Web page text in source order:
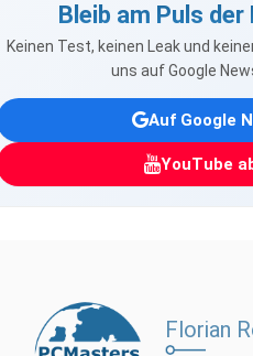
Bleib am Puls
Keinen Test, keinen Leak und
uns auf Google
Auf Google
YouTube
Florian